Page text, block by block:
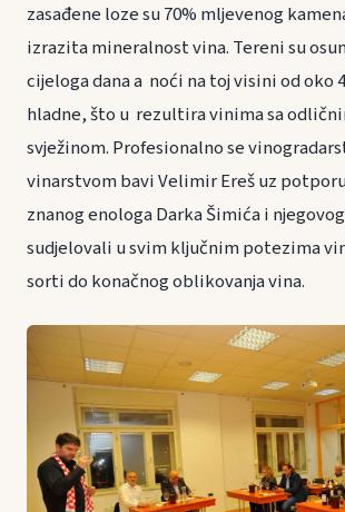
zasađene loze su 70% mljevenog
izrazita mineralnost vina. Tereni su
cijeloga dana a noći na toj visini od oko
hladne, što u rezultira vinima sa
svježinom. Profesionalno se
vinarstvom bavi Velimir Ereš uz
znanog enologa Darka Šimića i
sudjelovali u svim ključnim potezima
sorti do konačnog oblikovanja vina.